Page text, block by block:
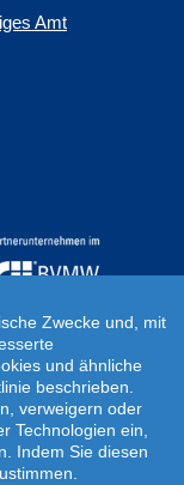
Amt
wir Ihnen gern ein
Zwecke und, mit
und ähnliche
beschrieben.
verweigern oder
Technologien ein,
Indem Sie diesen